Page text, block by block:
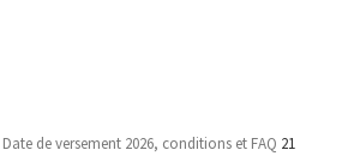
de versement 2026, conditions et FAQ 21